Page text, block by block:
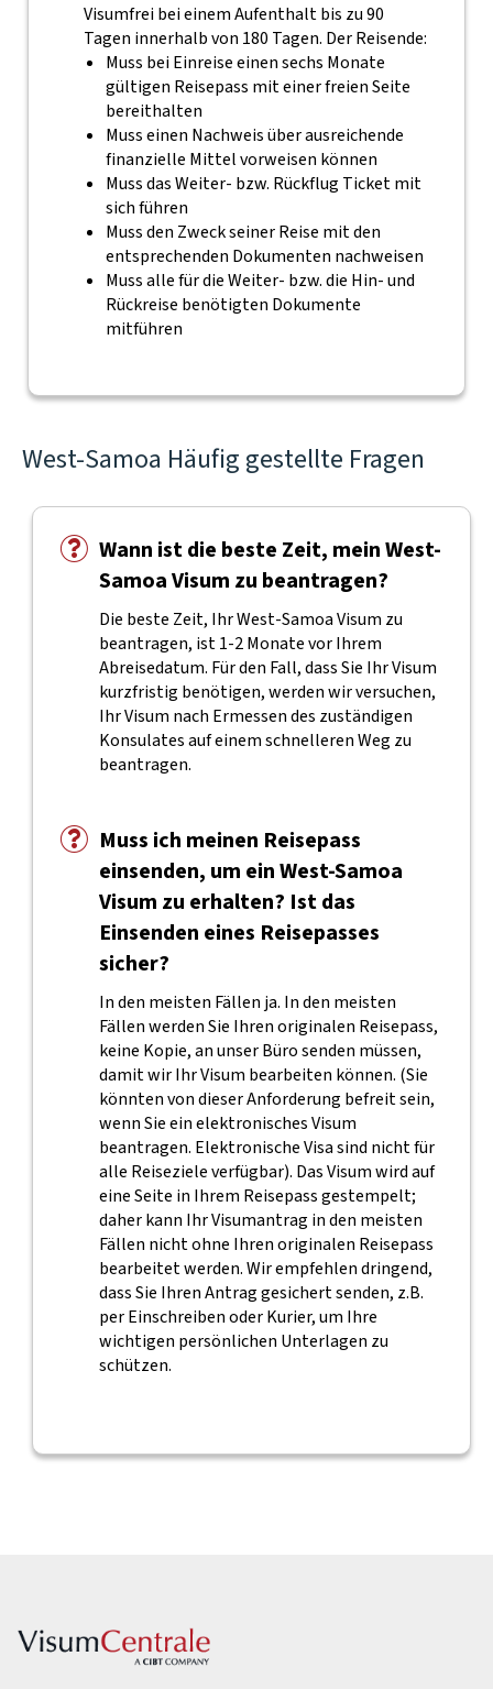
Visumfrei bei einem Aufenthalt bis zu 90
Tagen innerhalb von 180 Tagen. Der Reisende:
Muss bei Einreise einen sechs Monate
gültigen Reisepass mit einer freien Seite
bereithalten
Muss einen Nachweis über ausreichende
finanzielle Mittel vorweisen können
Muss das Weiter- bzw. Rückflug Ticket mit
sich führen
Muss den Zweck seiner Reise mit den
entsprechenden Dokumenten nachweisen
Muss alle für die Weiter- bzw. die Hin- und
Rückreise benötigten Dokumente
mitführen
West-Samoa Häufig gestellte Fragen
Wann ist die beste Zeit, mein West-
Samoa Visum zu beantragen?
Die beste Zeit, Ihr West-Samoa Visum zu
beantragen, ist 1-2 Monate vor Ihrem
Abreisedatum. Für den Fall, dass Sie Ihr Visum
kurzfristig benötigen, werden wir versuchen,
Ihr Visum nach Ermessen des zuständigen
Konsulates auf einem schnelleren Weg zu
beantragen.
Muss ich meinen Reisepass
einsenden, um ein West-Samoa
Visum zu erhalten? Ist das
Einsenden eines Reisepasses
sicher?
In den meisten Fällen ja. In den meisten
Fällen werden Sie Ihren originalen Reisepass,
keine Kopie, an unser Büro senden müssen,
damit wir Ihr Visum bearbeiten können. (Sie
könnten von dieser Anforderung befreit sein,
wenn Sie ein elektronisches Visum
beantragen. Elektronische Visa sind nicht für
alle Reiseziele verfügbar). Das Visum wird auf
eine Seite in Ihrem Reisepass gestempelt;
daher kann Ihr Visumantrag in den meisten
Fällen nicht ohne Ihren originalen Reisepass
bearbeitet werden. Wir empfehlen dringend,
dass Sie Ihren Antrag gesichert senden, z.B.
per Einschreiben oder Kurier, um Ihre
wichtigen persönlichen Unterlagen zu
schützen.